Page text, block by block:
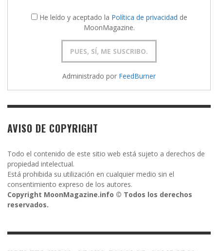
He leído y aceptado la Política de privacidad de
MoonMagazine.
Administrado por FeedBurner
AVISO DE COPYRIGHT
Todo el contenido de este sitio web está sujeto a derechos de
propiedad intelectual.
Está prohibida su utilización en cualquier medio sin el
consentimiento expreso de los autores.
Copyright MoonMagazine.info © Todos los derechos
reservados.